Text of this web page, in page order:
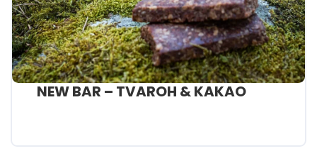
NEW BAR – TVAROH & KAKAO